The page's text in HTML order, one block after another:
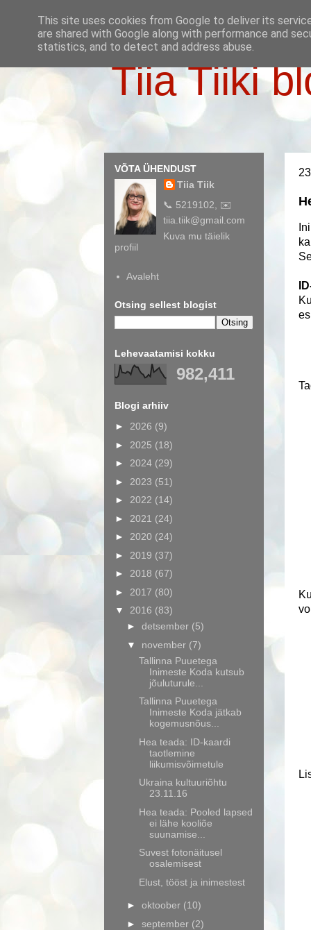
Tiia Tiiki
VÕTA ÜHENDUST
Tiia Tiik
📞 5219102, ✉️
tiia.tiik@gmail.com
Kuva mu täielik
profiil
Avaleht
Otsing sellest blogist
Lehevaatamisi kokku
982,411
Blogi arhiiv
► 2026 (9)
► 2025 (18)
► 2024 (29)
► 2023 (51)
► 2022 (14)
► 2021 (24)
► 2020 (24)
► 2019 (37)
► 2018 (67)
► 2017 (80)
▼ 2016 (83)
► detsember (5)
▼ november (7)
Tallinna Puuetega
Inimeste Koda kutsub
jõuluturule...
Tallinna Puuetega
Inimeste Koda jätkab
kogemusnõus...
Hea teada: ID-kaardi
taotlemine
liikumisvõimetule
Ukraina kultuuriõhtu
23.11.16
Hea teada: Pooled lapsed
ei lähe kooliõe
suunamise...
Suvest fotonäitusel
osalemisest
Elust, tööst ja inimestest
► oktoober (10)
► september (2)
This site uses cookies from Google to deliver its
are shared with Google along with performance and
statistics, and to detect and address abuse.